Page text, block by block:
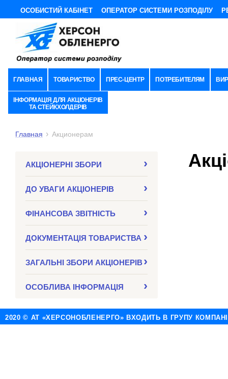
ОСОБИСТИЙ КАБІНЕТ ОПЕРАТОР СИСТЕМИ РОЗПОДІЛУ
ГЛАВНАЯ ТОВАРИСТВО ПРЕС-ЦЕНТР ПОТРЕБИТЕЛЯМ
ІНФОРМАЦІЯ ДЛЯ АКЦІОНЕРІВ
ТА СТЕЙКХОЛДЕРІВ
Главная Акционерам
АКЦІОНЕРНІ ЗБОРИ
ДО УВАГИ АКЦІОНЕРІВ
ФІНАНСОВА ЗВІТНІСТЬ
ДОКУМЕНТАЦІЯ ТОВАРИСТВА
ЗАГАЛЬНІ ЗБОРИ АКЦІОНЕРІВ
ОСОБЛИВА ІНФОРМАЦІЯ
2020 © АТ «ХЕРСОНОБЛЕНЕРГО» ВХОДИТЬ В ГРУПУ